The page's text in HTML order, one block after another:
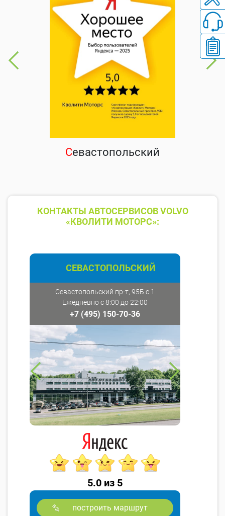
Севастопольский
КОНТАКТЫ АВТОСЕРВИСОВ VOLVO
«КВОЛИТИ МОТОРС»:
СЕВАСТОПОЛЬСКИЙ
Севастопольский пр-т, 95Б с.1
Ежедневно с 8:00 до 22:00
+7 (495) 150-70-36
5.0 из 5
построить маршрут